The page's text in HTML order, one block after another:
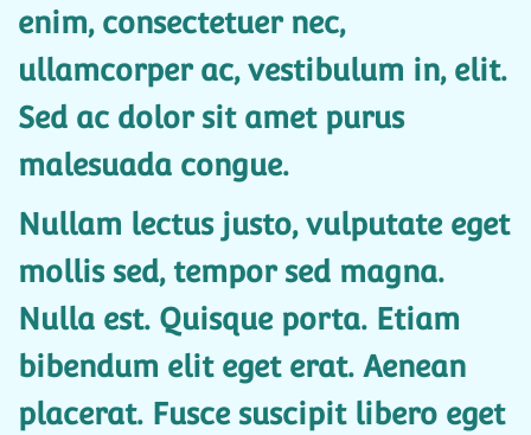
enim, consectetuer nec,
ullamcorper ac, vestibulum in, elit.
Sed ac dolor sit amet purus
malesuada congue.
Nullam lectus justo, vulputate eget
mollis sed, tempor sed magna.
Nulla est. Quisque porta. Etiam
bibendum elit eget erat. Aenean
placerat. Fusce suscipit libero eget